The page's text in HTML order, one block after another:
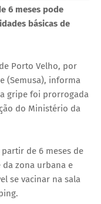
6 meses pode
básicas de
Porto Velho, por
(Semusa), informa
gripe foi prorrogada
do Ministério da
de 6 meses de
da zona urbana e
se vacinar na sala